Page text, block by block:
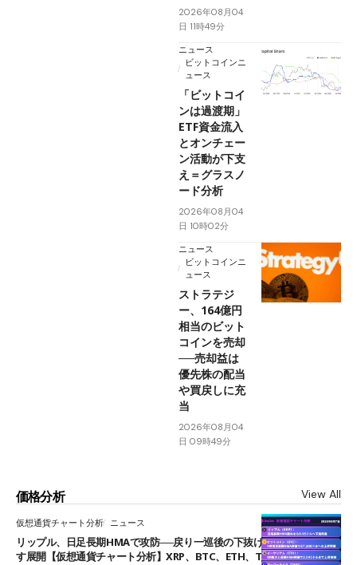
2026年08月04
日 11時49分
ニュース
ビットコインニ
ュース
「ビットコイ
ンは過渡期」
ETF資金流入
とオンチェー
ン活動が下支
え＝グラスノ
ード分析
2026年08月04
日 10時02分
ニュース
ビットコインニ
ュース
ストラテジ
ー、164億円
相当のビット
コインを売却
──売却益は
優先株の配当
や買戻しに充
当
2026年08月04
日 09時49分
価格分析 View All
仮想通貨チャート分析 ニュース
リップル、日足長期HMAで攻防──戻り一巡後の下抜けで0.95ドルを試
す展開【仮想通貨チャート分析】XRP、BTC、ETH、TAKE